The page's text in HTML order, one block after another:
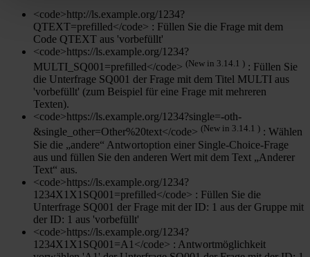
<code>http://ls.example.org/1234?
QTEXT=prefilled</code> : Füllen Sie die Frage mit dem
Code QTEXT aus 'vorbefüllt'
<code>https://ls.example.org/1234?
MULTI_SQ001=prefilled</code> (New in 3.14.1 ) : Füllen Sie
die Unterfrage SQ001 der Frage mit dem Titel MULTI aus
'vorbefüllt' (zum Beispiel für eine Frage mit mehreren
Texten).
<code>https://ls.example.org/1234?single=-oth-
&single_other=Other%20text</code> (New in 3.14.1 ) : Wählen
Sie die „andere“ Antwortoption einer Single-Choice-Frage
aus und füllen Sie den anderen Wert mit dem Text „Anderer
Text“ aus.
<code>https://ls.example.org/1234?
1234X1X1SQ001=prefilled</code> : Füllen Sie die
Unterfrage SQ001 der Frage mit der ID: 1 aus der Gruppe mit
der ID: 1 aus 'vorbefüllt'
<code>https://ls.example.org/1234?
1234X1X1SQ001=A1</code> : Antwortmöglichkeit